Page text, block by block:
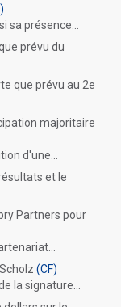
présence...
prévu du
que prévu au 2e
majoritaire
d'une...
et le
Partners pour
(CF)
la signature...